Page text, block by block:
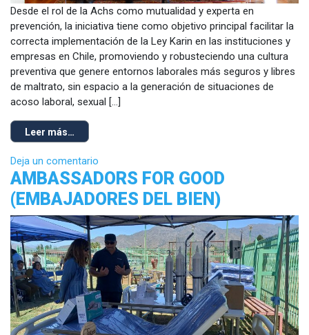
Desde el rol de la Achs como mutualidad y experta en
prevención, la iniciativa tiene como objetivo principal facilitar la
correcta implementación de la Ley Karin en las instituciones y
empresas en Chile, promoviendo y robusteciendo una cultura
preventiva que genere entornos laborales más seguros y libres
de maltrato, sin espacio a la generación de situaciones de
acoso laboral, sexual […]
Leer más…
Deja un comentario
AMBASSADORS FOR GOOD
(EMBAJADORES DEL BIEN)